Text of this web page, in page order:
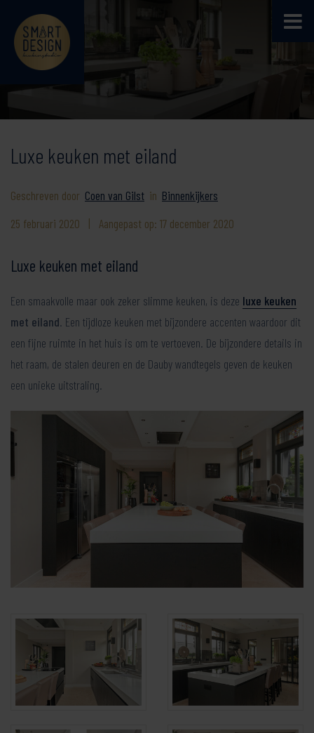
Luxe keuken met eiland
Geschreven door Coen van Gilst in Binnenkijkers
25 februari 2020
| Aangepast op: 17 december 2020
Luxe keuken met eiland
Een smaakvolle maar ook zeker slimme keuken, is deze luxe keuken
met eiland. Een tijdloze keuken met bijzondere accenten waardoor dit
een fijne ruimte in het huis is om te vertoeven. De bijzondere details in
het raam, de stalen deuren en de Dauby wandtegels geven de keuken
een unieke uitstraling.